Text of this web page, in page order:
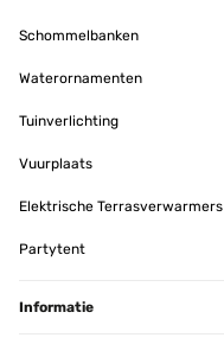
Schommelbanken
Waterornamenten
Tuinverlichting
Vuurplaats
Elektrische Terrasverwarmers
Partytent
Informatie